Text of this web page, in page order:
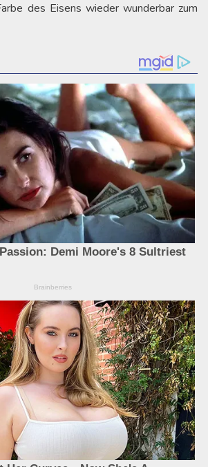
des Eisens wieder wunderbar zum